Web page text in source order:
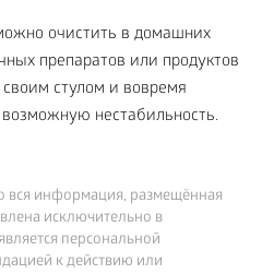
очистить в домашних
препаратов или продуктов
стулом и вовремя
нестабильность.
вся информация, размещённая
исключительно в
персональной
к действию или